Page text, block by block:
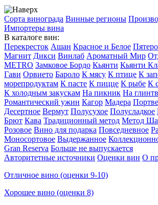
Сорта винограда Винные регионы
Импортеры вина
В каталоге вин:
Перекресток Ашан Красное и Белое
Магнит Дикси Винлаб Ароматный Мир
METRO Замковое Бордо Кьянти Кьянти
Гави Орвието Бароло К мясу К птице К
морепродуктам К пасте К пицце К рыбе К
К холодным закускам На пикник На
Романтический ужин Кагор Мадера
Десертное Вермут Полусухое Полусладкое
Брют Кава Традиционный метод Метод
Розовое Вино для подарка Повседневное
Моносортовое Выдержанное
Gran Reserva Больше не выпускается
Авторитетные источники Оценки вин О
Отличное вино (оценки 9-10)
Хорошее вино (оценки 8)